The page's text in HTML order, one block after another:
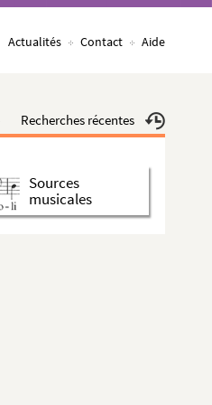
Actualités Contact Aide
Recherches récentes
Sources
musicales